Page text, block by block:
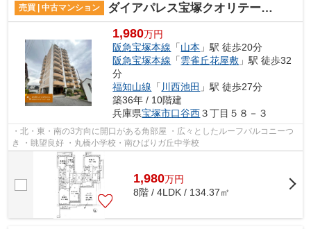
売買 | 中古マンション ダイアパレス宝塚クオリテージⅠ
1,980万円
阪急宝塚本線 「山本 」駅 徒歩20分
阪急宝塚本線 「雲雀丘花屋敷 」駅 徒歩32
分
福知山線 「 川西池田 」駅 徒歩27分
築36年 / 10階建
兵庫県宝塚市口谷西３丁目５８－３
・北・東・南の3方向に開口がある角部屋 ・広々としたルーフバルコニーつ
き ・眺望良好 ・丸橋小学校・南ひばりガ丘中学校
1,980万円
8階 / 4LDK / 134.37㎡